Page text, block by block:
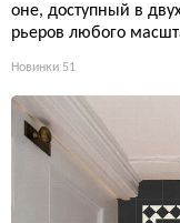
оне, доступный в
рьеров любого
Новинки 51